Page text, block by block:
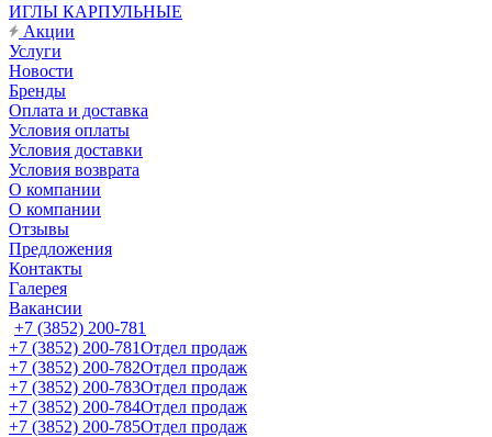
ИГЛЫ КАРПУЛЬНЫЕ
Акции
Услуги
Новости
Бренды
Оплата и доставка
Условия оплаты
Условия доставки
Условия возврата
О компании
О компании
Отзывы
Предложения
Контакты
Галерея
Вакансии
+7 (3852) 200-781
+7 (3852) 200-781Отдел продаж
+7 (3852) 200-782Отдел продаж
+7 (3852) 200-783Отдел продаж
+7 (3852) 200-784Отдел продаж
+7 (3852) 200-785Отдел продаж